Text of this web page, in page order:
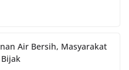
Air Bersih, Masyarakat